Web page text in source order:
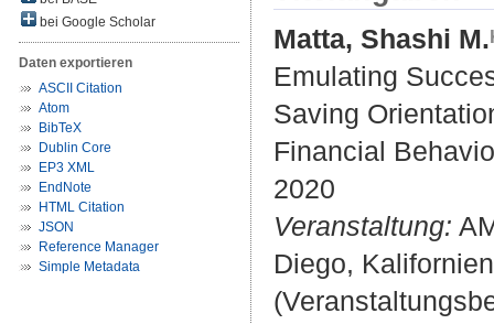
bei Google Scholar
Daten exportieren
ASCII Citation
Atom
BibTeX
Dublin Core
EP3 XML
EndNote
HTML Citation
JSON
Reference Manager
Simple Metadata
Matta, Shashi M.
Emulating
Saving
Financial
2020
Veranstaltung:
Diego,